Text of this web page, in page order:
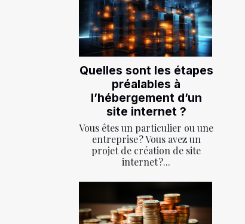
Quelles sont les étapes
préalables à
l’hébergement d’un
site internet ?
Vous êtes un particulier ou une
entreprise ? Vous avez un
projet de création de site
internet ?...